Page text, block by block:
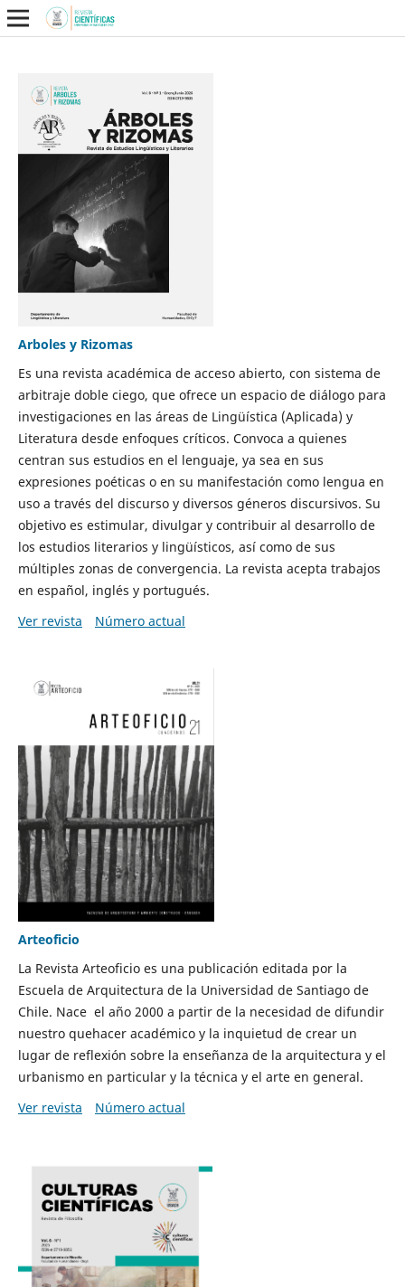
Arboles y Rizomas
Es una revista académica de acceso abierto, con sistema de
arbitraje doble ciego, que ofrece un espacio de diálogo para
investigaciones en las áreas de Lingüística (Aplicada) y
Literatura desde enfoques críticos. Convoca a quienes
centran sus estudios en el lenguaje, ya sea en sus
expresiones poéticas o en su manifestación como lengua en
uso a través del discurso y diversos géneros discursivos. Su
objetivo es estimular, divulgar y contribuir al desarrollo de
los estudios literarios y lingüísticos, así como de sus
múltiples zonas de convergencia. La revista acepta trabajos
en español, inglés y portugués.
Ver revista
Número actual
Arteoficio
La Revista Arteoficio es una publicación editada por la
Escuela de Arquitectura de la Universidad de Santiago de
Chile. Nace el año 2000 a partir de la necesidad de difundir
nuestro quehacer académico y la inquietud de crear un
lugar de reflexión sobre la enseñanza de la arquitectura y el
urbanismo en particular y la técnica y el arte en general.
Ver revista
Número actual